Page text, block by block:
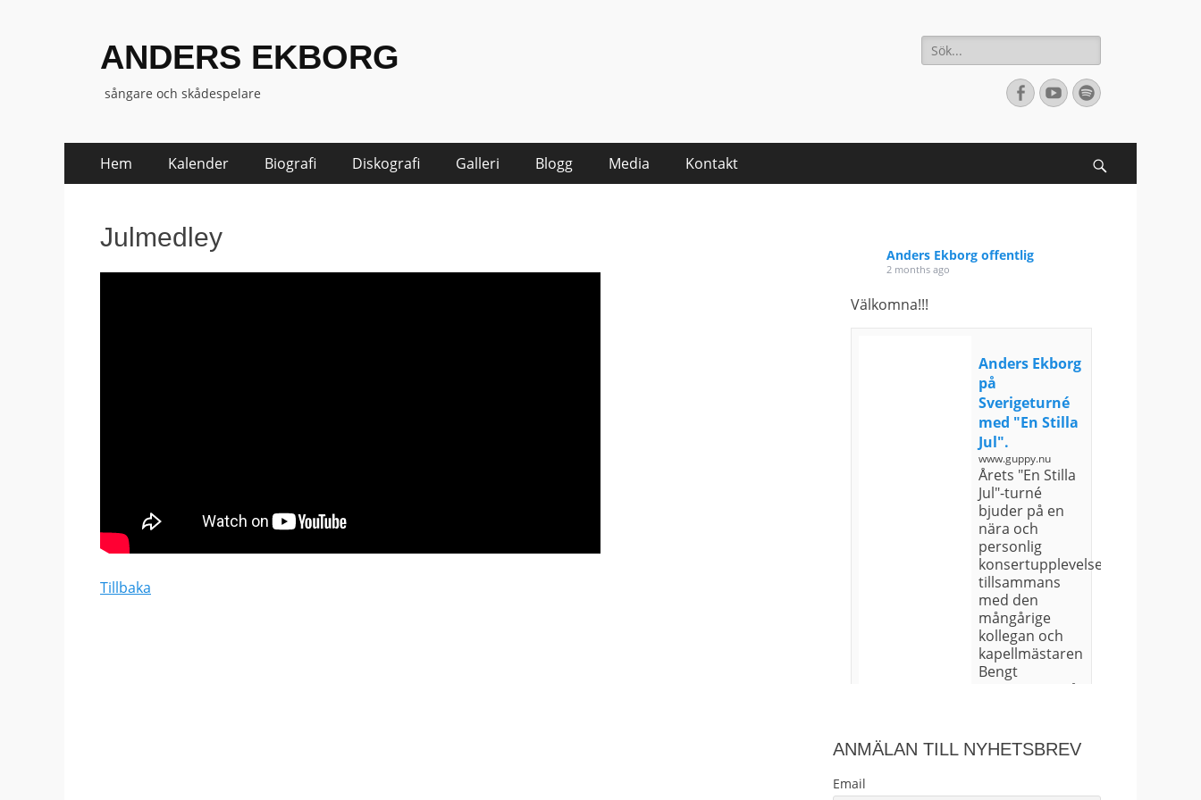
ANDERS EKBORG
sångare och skådespelare
Sök
efter:
Facebook
YouTubeSpotify
Primär
meny
Hem Kalender Biografi Diskografi Galleri Blogg Media Kontakt
Julmedley
Tillbaka
Anders Ekborg offentlig
2 months ago
Välkomna!!!
Anders Ekborg
på
Sverigeturné
med "En Stilla
Jul".
www.guppy.nu
Årets "En Stilla
Jul"-turné
bjuder på en
nära och
personlig
konsertupplevelse
tillsammans
med den
mångårige
kollegan och
kapellmästaren
Bengt
Magnusson på
Henriksson på
kla...
ANMÄLAN TILL NYHETSBREV
Email